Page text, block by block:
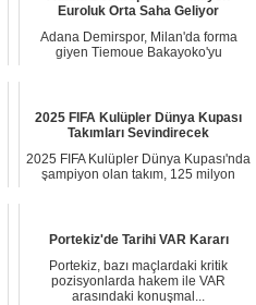
Euroluk Orta Saha Geliyor
Adana Demirspor, Milan'da forma
giyen Tiemoue Bakayoko'yu
2025 FIFA Kulüpler Dünya Kupası
Takımları Sevindirecek
2025 FIFA Kulüpler Dünya Kupası'nda
şampiyon olan takım, 125 milyon
Portekiz'de Tarihi VAR Kararı
Portekiz, bazı maçlardaki kritik
pozisyonlarda hakem ile VAR
arasındaki konuşmal...